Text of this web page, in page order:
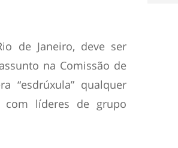
de Janeiro, deve ser
na Comissão de
“esdrúxula” qualquer
líderes de grupo